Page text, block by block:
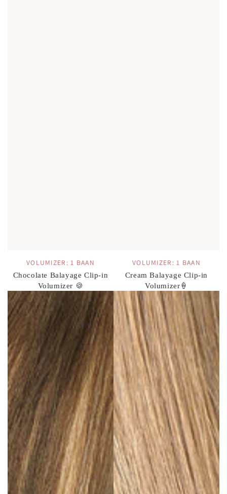
VOLUMIZER: 1 BAAN
Chocolate Balayage Clip-in
Volumizer 🍪
VOLUMIZER: 1 BAAN
Cream Balayage Clip-in
Volumizer🍦